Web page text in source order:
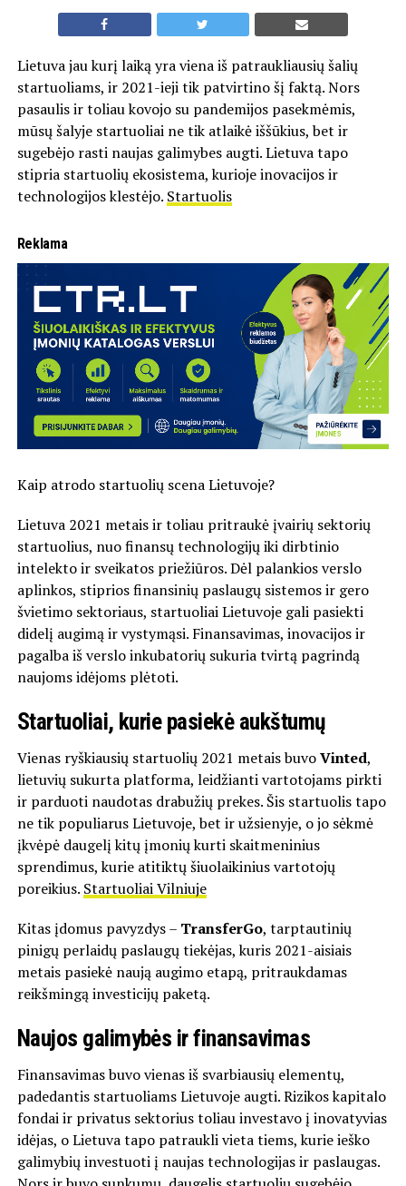
Lietuva jau kurį laiką yra viena iš patraukliausių šalių
startuoliams, ir 2021-ieji tik patvirtino šį faktą. Nors
pasaulis ir toliau kovojo su pandemijos pasekmėmis,
mūsų šalyje startuoliai ne tik atlaikė iššūkius, bet ir
sugebėjo rasti naujas galimybes augti. Lietuva tapo
stipria startuolių ekosistema, kurioje inovacijos ir
technologijos klestėjo. Startuolis
Reklama
Kaip atrodo startuolių scena Lietuvoje?
Lietuva 2021 metais ir toliau pritraukė įvairių sektorių
startuolius, nuo finansų technologijų iki dirbtinio
intelekto ir sveikatos priežiūros. Dėl palankios verslo
aplinkos, stiprios finansinių paslaugų sistemos ir gero
švietimo sektoriaus, startuoliai Lietuvoje gali pasiekti
didelį augimą ir vystymąsi. Finansavimas, inovacijos ir
pagalba iš verslo inkubatorių sukuria tvirtą pagrindą
naujoms idėjoms plėtoti.
Startuoliai, kurie pasiekė aukštumų
Vienas ryškiausių startuolių 2021 metais buvoVinted,
lietuvių sukurta platforma, leidžianti vartotojams pirkti
ir parduoti naudotas drabužių prekes. Šis startuolis tapo
ne tik populiarus Lietuvoje, bet ir užsienyje, o jo sėkmė
įkvėpė daugelį kitų įmonių kurti skaitmeninius
sprendimus, kurie atitiktų šiuolaikinius vartotojų
poreikius. Startuoliai Vilniuje
Kitas įdomus pavyzdys – TransferGo, tarptautinių
pinigų perlaidų paslaugų tiekėjas, kuris 2021-aisiais
metais pasiekė naują augimo etapą, pritraukdamas
reikšmingą investicijų paketą.
Naujos galimybės ir finansavimas
Finansavimas buvo vienas iš svarbiausių elementų,
padedantis startuoliams Lietuvoje augti. Rizikos kapitalo
fondai ir privatus sektorius toliau investavo į inovatyvias
idėjas, o Lietuva tapo patraukli vieta tiems, kurie ieško
galimybių investuoti į naujas technologijas ir paslaugas.